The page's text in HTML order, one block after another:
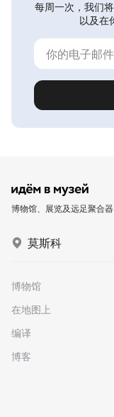
每周一次，我们
以及在
博物馆、展览及远足聚合器
莫斯科
博物馆
在地图上
编译
博客